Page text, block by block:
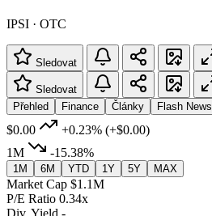
IPSI · OTC
Sledovat
Sledovat
Přehled
Finance Články Flash News
$0.00 +0.23% (+$0.00)
1M
-15.38%
1M 6M YTD 1Y 5Y MAX
Market Cap $1.1M
P/E Ratio 0.34x
Div. Yield -